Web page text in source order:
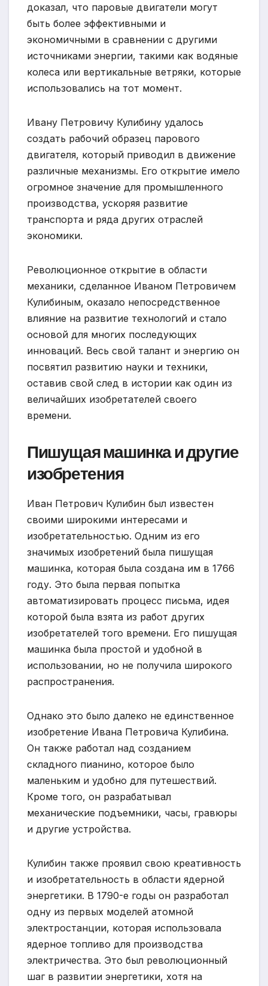
доказал, что паровые двигатели могут
быть более эффективными и
экономичными в сравнении с другими
источниками энергии, такими как водяные
колеса или вертикальные ветряки, которые
использовались на тот момент.
Ивану Петровичу Кулибину удалось
создать рабочий образец парового
двигателя, который приводил в движение
различные механизмы. Его открытие имело
огромное значение для промышленного
производства, ускоряя развитие
транспорта и ряда других отраслей
экономики.
Революционное открытие в области
механики, сделанное Иваном Петровичем
Кулибиным, оказало непосредственное
влияние на развитие технологий и стало
основой для многих последующих
инноваций. Весь свой талант и энергию он
посвятил развитию науки и техники,
оставив свой след в истории как один из
величайших изобретателей своего
времени.
Пишущая машинка и другие
изобретения
Иван Петрович Кулибин был известен
своими широкими интересами и
изобретательностью. Одним из его
значимых изобретений была пишущая
машинка, которая была создана им в 1766
году. Это была первая попытка
автоматизировать процесс письма, идея
которой была взята из работ других
изобретателей того времени. Его пишущая
машинка была простой и удобной в
использовании, но не получила широкого
распространения.
Однако это было далеко не единственное
изобретение Ивана Петровича Кулибина.
Он также работал над созданием
складного пианино, которое было
маленьким и удобно для путешествий.
Кроме того, он разрабатывал
механические подъемники, часы, гравюры
и другие устройства.
Кулибин также проявил свою креативность
и изобретательность в области ядерной
энергетики. В 1790-е годы он разработал
одну из первых моделей атомной
электростанции, которая использовала
ядерное топливо для производства
электричества. Это был революционный
шаг в развитии энергетики, хотя на